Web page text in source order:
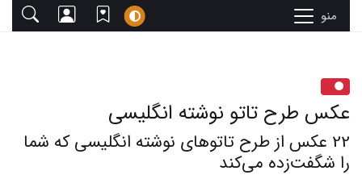
منو
عکس طرح تاتو نوشته انگلیسی
22 عکس از طرح تاتوهای نوشته انگلیسی که شما
را شگفت‌زده می‌کند